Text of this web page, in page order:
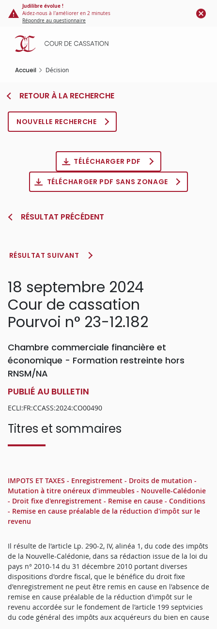
Panneau de gestion des cookies
contenu
principal
Judilibre évolue !
Aidez-nous à l'améliorer en 2 minutes
Répondre au questionnaire
Accueil Décision
RETOUR À LA RECHERCHE
NOUVELLE RECHERCHE
TÉLÉCHARGER PDF
TÉLÉCHARGER PDF SANS ZONAGE
RÉSULTAT PRÉCÉDENT
RÉSULTAT SUIVANT
18 septembre 2024
Cour de cassation
Pourvoi n° 23-12.182
Chambre commerciale financière et
économique - Formation restreinte hors
RNSM/NA
PUBLIÉ AU BULLETIN
ECLI:FR:CCASS:2024:CO00490
Titres et sommaires
IMPOTS ET TAXES - Enregistrement - Droits de mutation -
Mutation à titre onéreux d'immeubles - Nouvelle-Calédonie
- Droit fixe d'enregistrement - Remise en cause - Conditions
- Remise en cause préalable de la réduction d'impôt sur le
revenu
Il résulte de l'article Lp. 290-2, IV, alinéa 1, du code des impôts
de la Nouvelle-Calédonie, dans sa rédaction issue de la loi du
pays n° 2010-14 du 31 décembre 2010 portant diverses
dispositions d'ordre fiscal, que le bénéfice du droit fixe
d'enregistrement ne peut être remis en cause en l'absence de
remise en cause préalable de la réduction d'impôt sur le
revenu accordée sur le fondement de l'article 199 septvicies
du code général des impôts aux acquéreurs du bien en cause